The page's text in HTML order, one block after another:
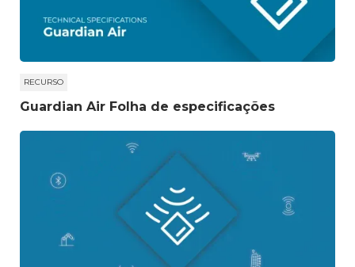
RECURSO
Guardian Air Folha de especificações